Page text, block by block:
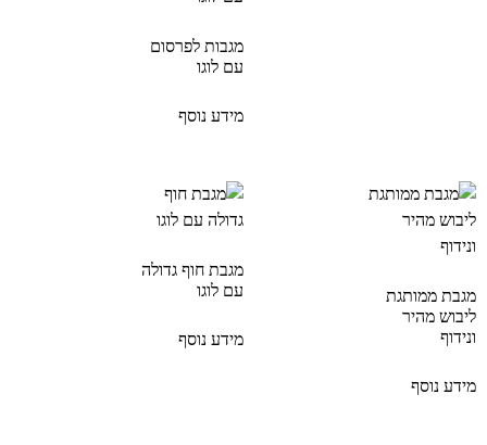
מגבות לפרסום
עם לוגו
מידע נוסף
מגבת ממותגת
ליבוש מהיר
ונידוף
מידע נוסף
מגבת חוף גדולה
עם לוגו
מידע נוסף